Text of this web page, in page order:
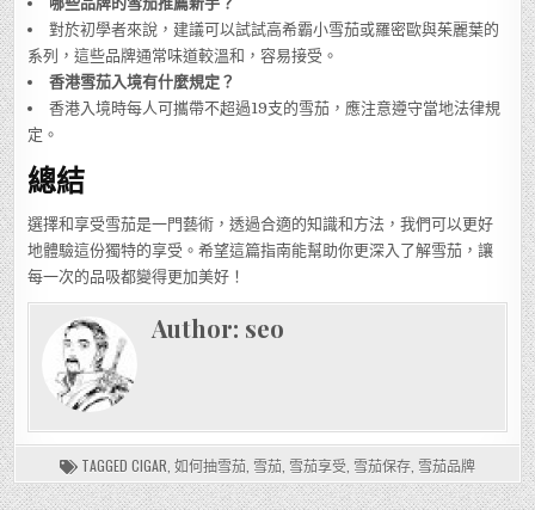
對於初學者來說，建議可以試試高希霸小雪茄或羅密歐與茱麗葉的
系列，這些品牌通常味道較溫和，容易接受。
香港雪茄入境有什麼規定？
香港入境時每人可攜帶不超過19支的雪茄，應注意遵守當地法律規
定。
總結
選擇和享受雪茄是一門藝術，透過合適的知識和方法，我們可以更好
地體驗這份獨特的享受。希望這篇指南能幫助你更深入了解雪茄，讓
每一次的品吸都變得更加美好！
Author: seo
TAGGED CIGAR 如何抽雪茄 雪茄 雪茄享受 雪茄保存 雪茄品牌